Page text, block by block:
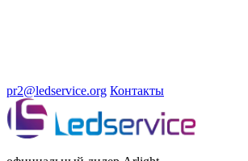
pr2@ledservice.org Контакты